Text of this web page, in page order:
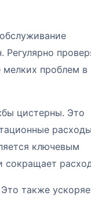
Регулярно
проблем в
цистерны. Это
ключевым
сокращает
также